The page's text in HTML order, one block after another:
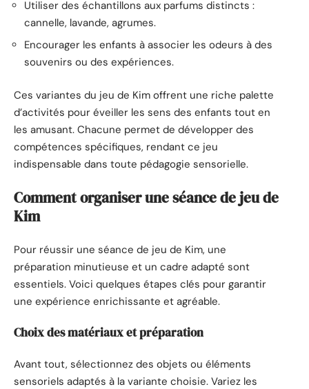
Utiliser des échantillons aux parfums distincts :
cannelle, lavande, agrumes.
Encourager les enfants à associer les odeurs à des
souvenirs ou des expériences.
Ces variantes du jeu de Kim offrent une riche palette
d’activités pour éveiller les sens des enfants tout en
les amusant. Chacune permet de développer des
compétences spécifiques, rendant ce jeu
indispensable dans toute pédagogie sensorielle.
Comment organiser une séance de jeu de
Kim
Pour réussir une séance de jeu de Kim, une
préparation minutieuse et un cadre adapté sont
essentiels. Voici quelques étapes clés pour garantir
une expérience enrichissante et agréable.
Choix des matériaux et préparation
Avant tout, sélectionnez des objets ou éléments
sensoriels adaptés à la variante choisie. Variez les